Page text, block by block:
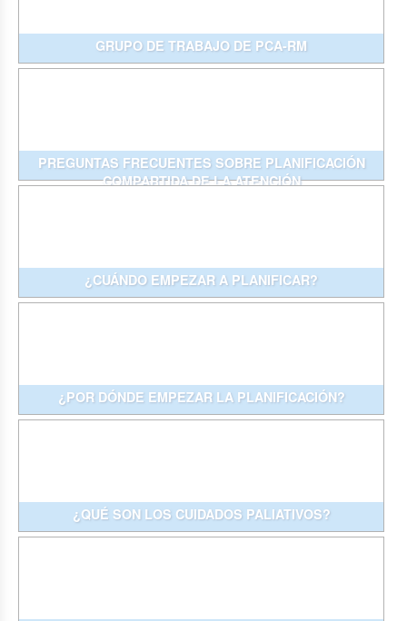
GRUPO DE TRABAJO DE PCA-RM
PREGUNTAS FRECUENTES SOBRE PLANIFICACIÓN
COMPARTIDA DE LA ATENCIÓN
¿CUÁNDO EMPEZAR A PLANIFICAR?
¿POR DÓNDE EMPEZAR LA PLANIFICACIÓN?
¿QUÉ SON LOS CUIDADOS PALIATIVOS?